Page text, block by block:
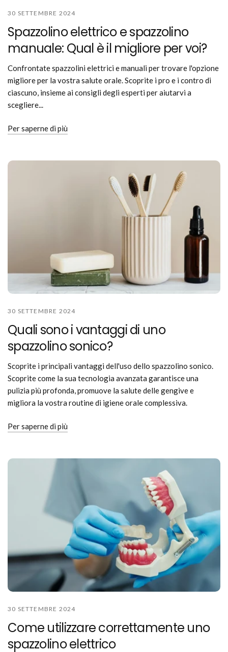
30 SETTEMBRE 2024
Spazzolino elettrico e spazzolino
manuale: Qual è il migliore per voi?
Confrontate spazzolini elettrici e manuali per trovare l'opzione
migliore per la vostra salute orale. Scoprite i pro e i contro di
ciascuno, insieme ai consigli degli esperti per aiutarvi a
scegliere...
Per saperne di più
30 SETTEMBRE 2024
Quali sono i vantaggi di uno
spazzolino sonico?
Scoprite i principali vantaggi dell'uso dello spazzolino sonico.
Scoprite come la sua tecnologia avanzata garantisce una
pulizia più profonda, promuove la salute delle gengive e
migliora la vostra routine di igiene orale complessiva.
Per saperne di più
30 SETTEMBRE 2024
Come utilizzare correttamente uno
spazzolino elettrico